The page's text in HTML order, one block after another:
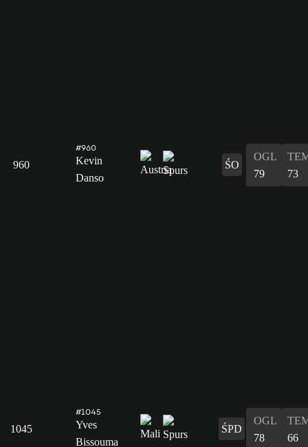
960
#960
Kevin
Danso
ŚO
OGL
79
73
1045
#1045
Yves
Bissouma
ŚPD
OGL
78
66